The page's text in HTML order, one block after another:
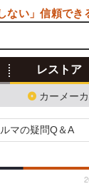
レストア
カーメー
マの疑問Q＆A
ない」信頼でき